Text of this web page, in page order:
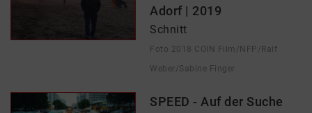
Adorf | 2019
Schnitt
Foto 2018 COIN Film/NFP/Ralf
Weber/Sabine Finger
SPEED - Auf der Suche